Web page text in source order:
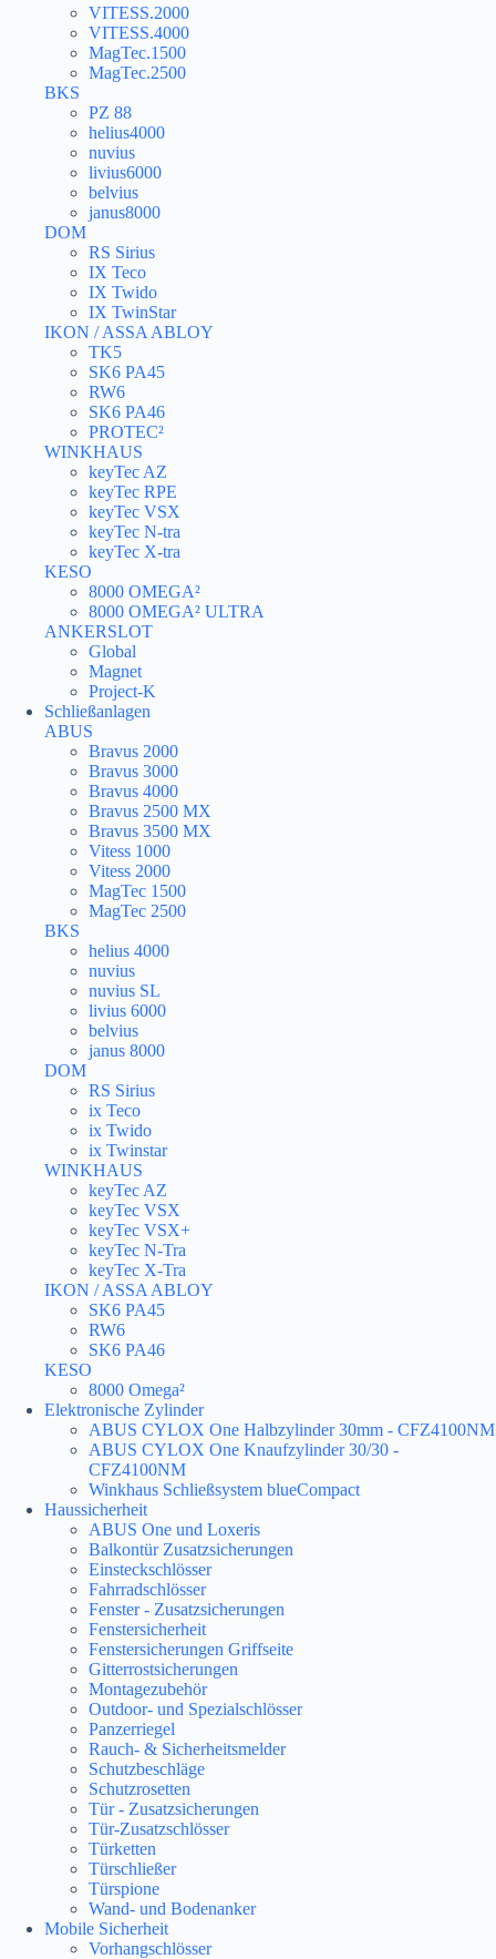
VITESS.2000
VITESS.4000
MagTec.1500
MagTec.2500
BKS
PZ 88
helius4000
nuvius
livius6000
belvius
janus8000
DOM
RS Sirius
IX Teco
IX Twido
IX TwinStar
IKON / ASSA ABLOY
TK5
SK6 PA45
RW6
SK6 PA46
PROTEC²
WINKHAUS
keyTec AZ
keyTec RPE
keyTec VSX
keyTec N-tra
keyTec X-tra
KESO
8000 OMEGA²
8000 OMEGA² ULTRA
ANKERSLOT
Global
Magnet
Project-K
Schließanlagen
ABUS
Bravus 2000
Bravus 3000
Bravus 4000
Bravus 2500 MX
Bravus 3500 MX
Vitess 1000
Vitess 2000
MagTec 1500
MagTec 2500
BKS
helius 4000
nuvius
nuvius SL
livius 6000
belvius
janus 8000
DOM
RS Sirius
ix Teco
ix Twido
ix Twinstar
WINKHAUS
keyTec AZ
keyTec VSX
keyTec VSX+
keyTec N-Tra
keyTec X-Tra
IKON / ASSA ABLOY
SK6 PA45
RW6
SK6 PA46
KESO
8000 Omega²
Elektronische Zylinder
ABUS CYLOX One Halbzylinder 30mm - CFZ4100NM
ABUS CYLOX One Knaufzylinder 30/30 -
CFZ4100NM
Winkhaus Schließsystem blueCompact
Haussicherheit
ABUS One und Loxeris
Balkontür Zusatzsicherungen
Einsteckschlösser
Fahrradschlösser
Fenster - Zusatzsicherungen
Fenstersicherheit
Fenstersicherungen Griffseite
Gitterrostsicherungen
Montagezubehör
Outdoor- und Spezialschlösser
Panzerriegel
Rauch- & Sicherheitsmelder
Schutzbeschläge
Schutzrosetten
Tür - Zusatzsicherungen
Tür-Zusatzschlösser
Türketten
Türschließer
Türspione
Wand- und Bodenanker
Mobile Sicherheit
Vorhangschlösser